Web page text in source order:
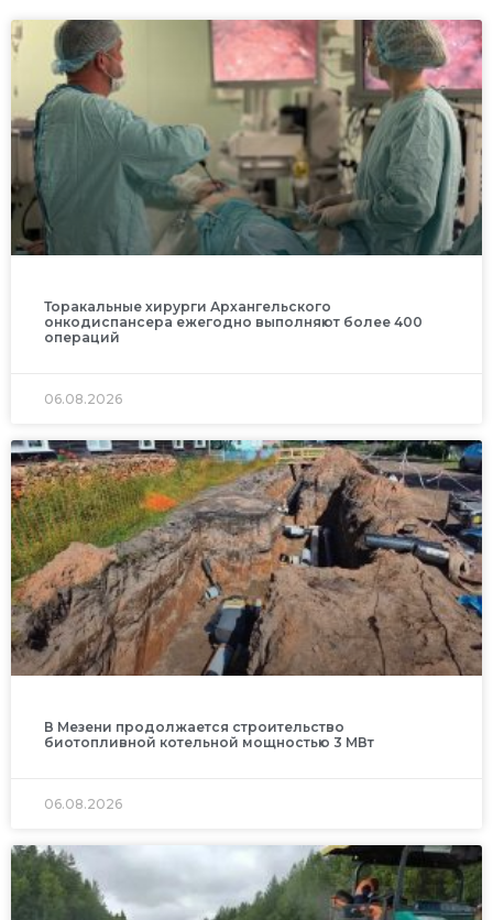
Торакальные хирурги Архангельского
онкодиспансера ежегодно выполняют более 400
операций
06.08.2026
В Мезени продолжается строительство
биотопливной котельной мощностью 3 МВт
06.08.2026